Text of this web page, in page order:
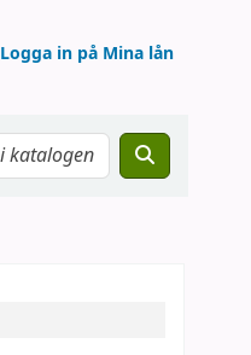
Logga in på Mina lån